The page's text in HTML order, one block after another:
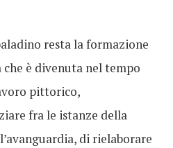
resta la formazione
è divenuta nel tempo
pittorico,
fra le istanze della
di rielaborare